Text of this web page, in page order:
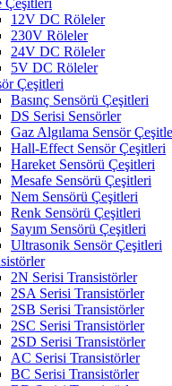
Çeşitleri
12V DC Röleler
230V Röleler
24V DC Röleler
5V DC Röleler
Çeşitleri
Basınç Sensörü Çeşitleri
DS Serisi Sensörler
Gaz Algılama Sensör
Hall-Effect Sensör Çeşitleri
Hareket Sensörü Çeşitleri
Mesafe Sensörü Çeşitleri
Nem Sensörü Çeşitleri
Renk Sensörü Çeşitleri
Sayım Sensörü Çeşitleri
Ultrasonik Sensör Çeşitleri
2N Serisi Transistörler
2SA Serisi Transistörler
2SB Serisi Transistörler
2SC Serisi Transistörler
2SD Serisi Transistörler
AC Serisi Transistörler
BC Serisi Transistörler